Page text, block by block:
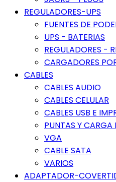
REGULADORES-UPS
FUENTES DE
UPS - BATERIAS
REGULADORES -
CARGADORES
CABLES
CABLES AUDIO
CABLES CELULAR
CABLES USB E
PUNTAS Y CARGA
VGA
CABLE SATA
VARIOS
ADAPTADOR-